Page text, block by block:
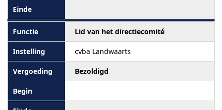
Lid van het directiecomité
cvba Landwaarts
Bezoldigd